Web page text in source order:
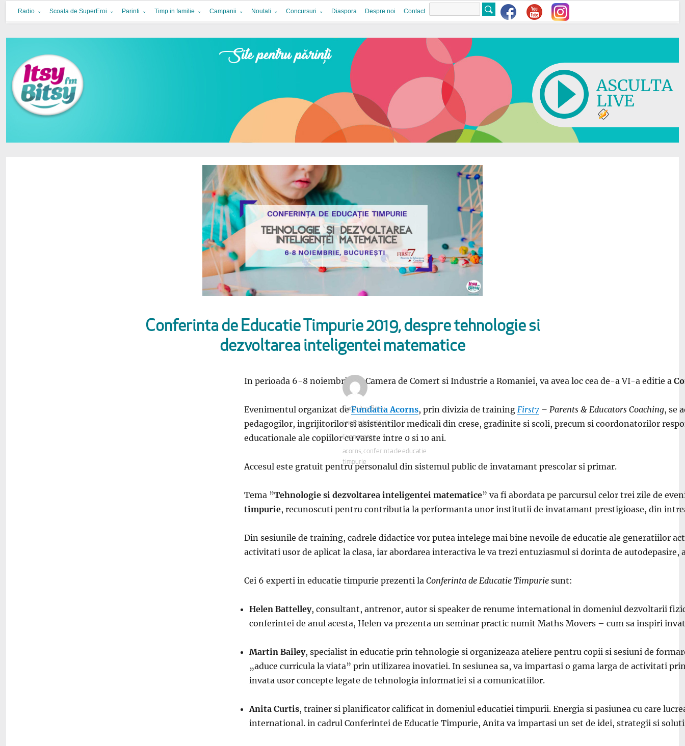
Itsy Bitsy
bucurie in familie
Radio Scoala de SuperEroi Parinti Timp in familie Campanii Noutati Concursuri Diaspora Despre noi Contact
ASCULTA
LIVE
Conferinta de Educatie Timpurie 2019, despre tehnologie si
dezvoltarea inteligentei matematice
In perioada 6-8 noiembrie, la Camera de Comert si Industrie a Romaniei, va avea loc cea de-a VI-a editie a
Evenimentul organizat deFundatia Acorns, prin divizia de training First7– Parents & Educators Coaching, se
pedagogilor, ingrijitorilor si asistentilor medicali din crese, gradinite si scoli, precum si coordonatorilor
educationale ale copiilor cu varste intre 0 si 10 ani.
Accesul este gratuit pentru personalul din sistemul public de invatamant prescolar si primar.
Tema ”Tehnologie si dezvoltarea inteligentei matematice” va fi abordata pe parcursul celor trei zile de
timpurie, recunoscuti pentru contributia la performanta unor institutii de invatamant prestigioase, din
Din sesiunile de training, cadrele didactice vor putea intelege mai bine nevoile de educatie ale generatiilor
activitati usor de aplicat la clasa, iar abordarea interactiva le va trezi entuziasmul si dorinta de autodepasire,
Cei 6 experti in educatie timpurie prezenti la Conferinta de Educatie Timpuriesunt:
Helen Battelley, consultant, antrenor, autor si speaker de renume international in domeniul dezvoltarii
conferintei de anul acesta, Helen va prezenta un seminar practic numit Maths Movers – cum sa inspiri
Martin Bailey, specialist in educatie prin tehnologie si organizeaza ateliere pentru copii si sesiuni de
„aduce curricula la viata” prin utilizarea inovatiei. In sesiunea sa, va impartasi o gama larga de activitati
invata usor concepte legate de tehnologia informatiei si a comunicatiilor.
Anita Curtis, trainer si planificator calificat in domeniul educatiei timpurii. Energia si pasiunea cu care
international. in cadrul Conferintei de Educatie Timpurie, Anita va impartasi un set de idei, strategii si
Autor
Radio Itsy Bitsy
Publicat
pe
1 noiembrie 2019
Categorii
Evenimente
Etichete
acorns,conferinta de educatie
timpurie